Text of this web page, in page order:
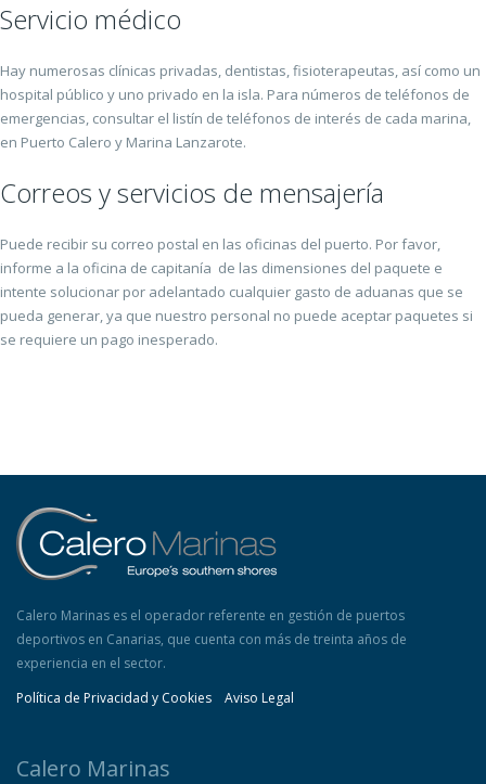
Servicio médico
Hay numerosas clínicas privadas, dentistas, fisioterapeutas, así como un
hospital público y uno privado en la isla. Para números de teléfonos de
emergencias, consultar el listín de teléfonos de interés de cada marina,
en Puerto Calero y Marina Lanzarote.
Correos y servicios de mensajería
Puede recibir su correo postal en las oficinas del puerto. Por favor,
informe a la oficina de capitanía de las dimensiones del paquete e
intente solucionar por adelantado cualquier gasto de aduanas que se
pueda generar, ya que nuestro personal no puede aceptar paquetes si
se requiere un pago inesperado.
Calero Marinas es el operador referente en gestión de puertos
deportivos en Canarias, que cuenta con más de treinta años de
experiencia en el sector.
Política de Privacidad y Cookies
Aviso Legal
Calero Marinas